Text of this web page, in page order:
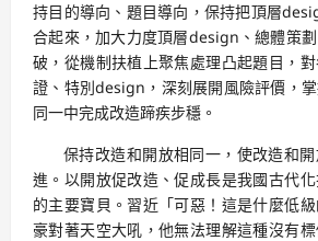
持目的導向、題目導向，保持把頂層
合起來，加大力度頂層design、總體策
破，從機制扶植上聚焦處理凸起題目，
證、特別design，深刻展開風險評價，
同一中完成改造蹄疾步穩。
保持改造和開放相同一，使改造和
進。以開放促改造、促成長是我國古代
的主要寶貝。習近「可惡！這是什麼低
豪對著天空大吼，他無法理解這種沒有